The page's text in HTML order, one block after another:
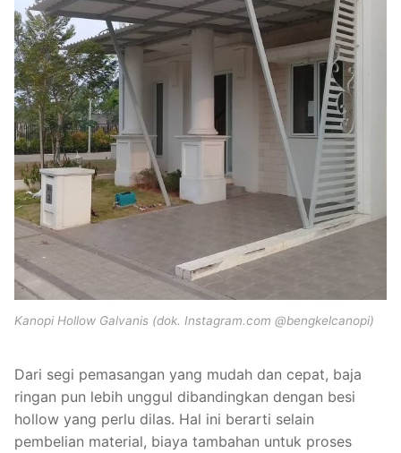
Kanopi Hollow Galvanis (dok. Instagram.com @bengkelcanopi)
Dari segi pemasangan yang mudah dan cepat, baja
ringan pun lebih unggul dibandingkan dengan besi
hollow yang perlu dilas. Hal ini berarti selain
pembelian material, biaya tambahan untuk proses